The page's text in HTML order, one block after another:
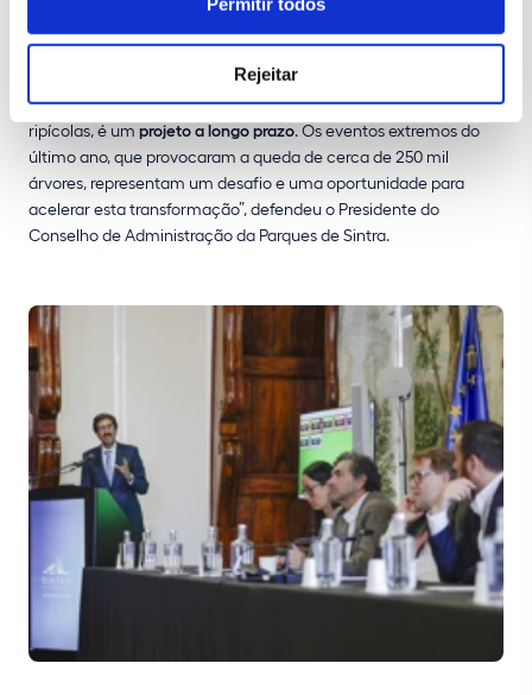
Rejeitar
conjunto. “A reconfiguração da paisagem, com a promoção de
mosaicos de vegetação, a substituição gradual de espécies
invasoras por espécies autóctones e o restauro de galerias
ripícolas, é um projeto a longo prazo. Os eventos extremos do
último ano, que provocaram a queda de cerca de 250 mil
árvores, representam um desafio e uma oportunidade para
acelerar esta transformação”, defendeu o Presidente do
Conselho de Administração da Parques de Sintra.